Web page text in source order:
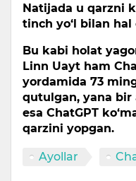
Natijada u qarzni
tinch yo‘l bilan
Bu kabi holat
Linn Uayt ham
yordamida 73
qutulgan, yana
esa ChatGPT
qarzini yopgan.
Ayollar